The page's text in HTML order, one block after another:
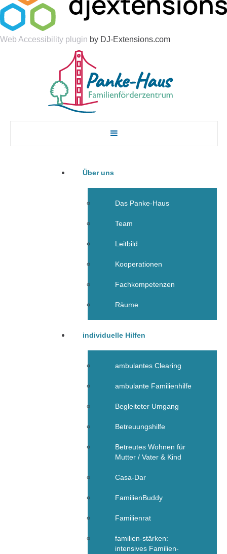
Web Accessibility plugin by DJ-Extensions.com
Über uns
Das Panke-Haus
Team
Leitbild
Kooperationen
Fachkompetenzen
Räume
individuelle Hilfen
ambulantes Clearing
ambulante Familienhilfe
Begleiteter Umgang
Betreuungshilfe
Betreutes Wohnen für
Mutter / Vater & Kind
Casa-Dar
FamilienBuddy
Familienrat
familien-stärken:
intensives Familien-